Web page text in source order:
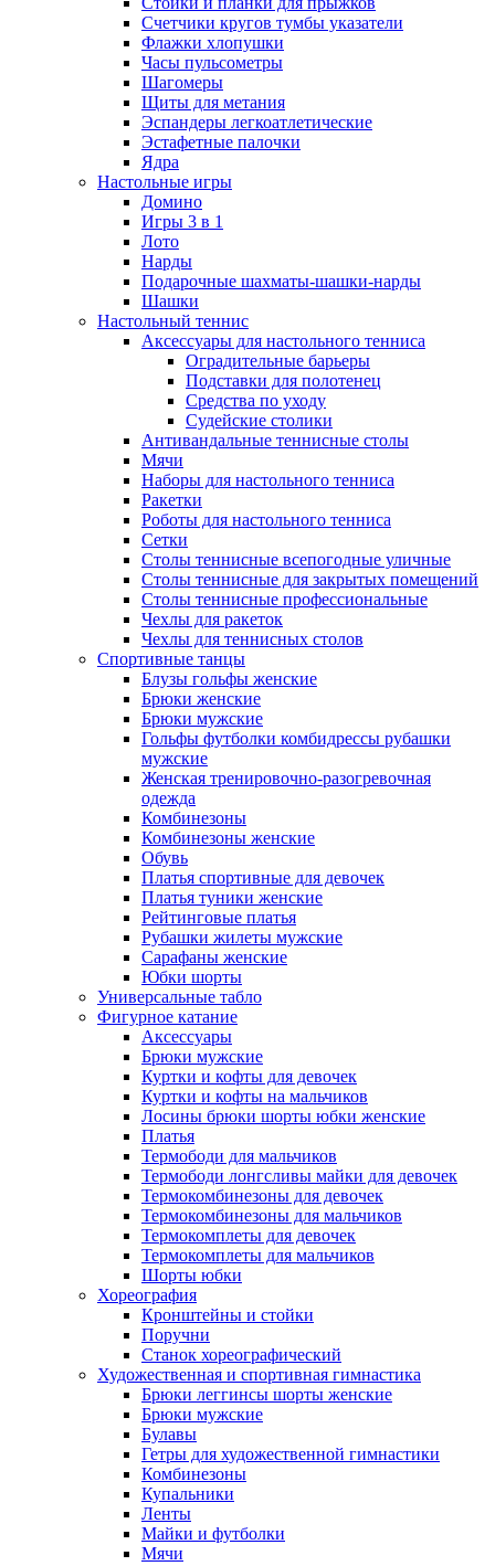
Счетчики кругов тумбы указатели
Флажки хлопушки
Часы пульсометры
Шагомеры
Щиты для метания
Эспандеры легкоатлетические
Эстафетные палочки
Ядра
Настольные игры
Домино
Игры 3 в 1
Лото
Нарды
Подарочные шахматы-шашки-нарды
Шашки
Настольный теннис
Аксессуары для настольного тенниса
Оградительные барьеры
Подставки для полотенец
Средства по уходу
Судейские столики
Антивандальные теннисные столы
Мячи
Наборы для настольного тенниса
Ракетки
Роботы для настольного тенниса
Сетки
Столы теннисные всепогодные уличные
Столы теннисные для закрытых помещений
Столы теннисные профессиональные
Чехлы для ракеток
Чехлы для теннисных столов
Спортивные танцы
Блузы гольфы женские
Брюки женские
Брюки мужские
Гольфы футболки комбидрессы рубашки
мужские
Женская тренировочно-разогревочная
одежда
Комбинезоны
Комбинезоны женские
Обувь
Платья спортивные для девочек
Платья туники женские
Рейтинговые платья
Рубашки жилеты мужские
Сарафаны женские
Юбки шорты
Универсальные табло
Фигурное катание
Аксессуары
Брюки мужские
Куртки и кофты для девочек
Куртки и кофты на мальчиков
Лосины брюки шорты юбки женские
Платья
Термободи для мальчиков
Термободи лонгсливы майки для девочек
Термокомбинезоны для девочек
Термокомбинезоны для мальчиков
Термокомплеты для девочек
Термокомплеты для мальчиков
Шорты юбки
Хореография
Кронштейны и стойки
Поручни
Станок хореографический
Художественная и спортивная гимнастика
Брюки леггинсы шорты женские
Брюки мужские
Булавы
Гетры для художественной гимнастики
Комбинезоны
Купальники
Ленты
Майки и футболки
Мячи